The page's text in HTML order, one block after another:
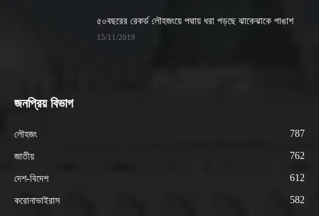
৫০বছরের রেকর্ড লৌহজংয়ে পদ্মায় ধরা পড়ছে ঝাকেঝাকে পাঙাশ
15/11/2019
জনপ্রিয় বিভাগ
লৌহজং 787
জাতীয় 762
দেশ-বিদেশ 612
করোনাভাইরাস 582